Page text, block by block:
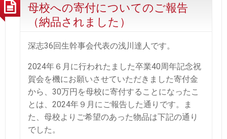
母校への寄付についてのご報告
（納品されました）
深志36回生幹事会代表の浅川達人です。
2024年６月に行われたました卒業40周年記念祝
賀会を機にお願いさせていただきました寄付金
から、30万円を母校に寄付することになったこ
とは、2024年９月にご報告した通りです。ま
た、母校よりご希望のあった物品は下記の通り
でした。